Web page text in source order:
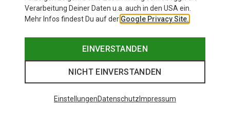
Verarbeitung Deiner Daten u.a. auch in den USA ein.
Mehr Infos findest Du auf der Google Privacy Site.
EINVERSTANDEN
NICHT EINVERSTANDEN
EinstellungenDatenschutz Impressum